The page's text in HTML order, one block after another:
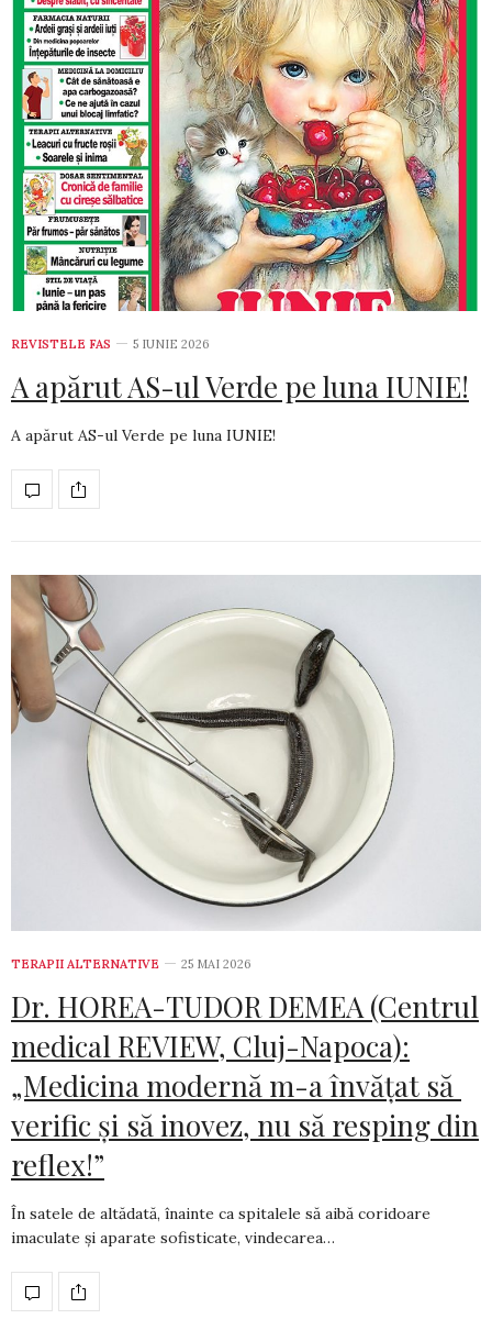
REVISTELE FAS 5 IUNIE 2026
A apărut AS-ul Verde pe luna IUNIE!
A apărut AS-ul Verde pe luna IUNIE!
TERAPII ALTERNATIVE 25 MAI 2026
Dr. HOREA-TUDOR DEMEA (Centrul
medical REVIEW, Cluj-Napoca):
„Medicina modernă m-a învățat să
verific și să inovez, nu să resping din
reflex!”
În satele de altădată, înainte ca spitalele să aibă coridoare
imaculate și aparate sofis­ti­cate, vindecarea…